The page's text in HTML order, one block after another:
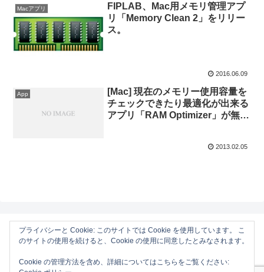
Macアプリ
FIPLAB、Mac用メモリ管理アプ
リ「Memory Clean 2」をリリー
ス。
2016.06.09
App
[Mac] 現在のメモリー使用容量を
チェックできたり最適化が出来る
アプリ「RAM Optimizer」が無料
2013.02.05
AAPL Ch.
ホーム Mac
プライバシーと Cookie: このサイトでは Cookie を使用しています。 こ
のサイトの使用を続けると、Cookie の使用に同意したとみなされます。
Cookie の管理方法を含め、詳細についてはこちらをご覧ください: